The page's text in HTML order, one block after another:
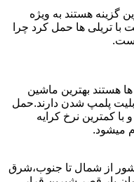
بار های 22 تنی بهترین گزینه هستند به ویژه
با تریلی ها حمل کرد چرا
هستند بهترین ماشین
پلمپ شدن دارند.حمل
با کمترین نرخ کرایه
میشود.
از شمال تا جنوب،شرق